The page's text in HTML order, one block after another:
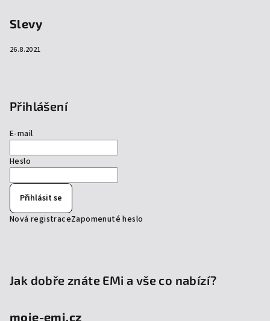
Slevy
26.8.2021
Přihlášení
E-mail
Heslo
Přihlásit se
Nová registraceZapomenuté heslo
Jak dobře znáte EMi a vše co nabízí?
moje-emi.cz